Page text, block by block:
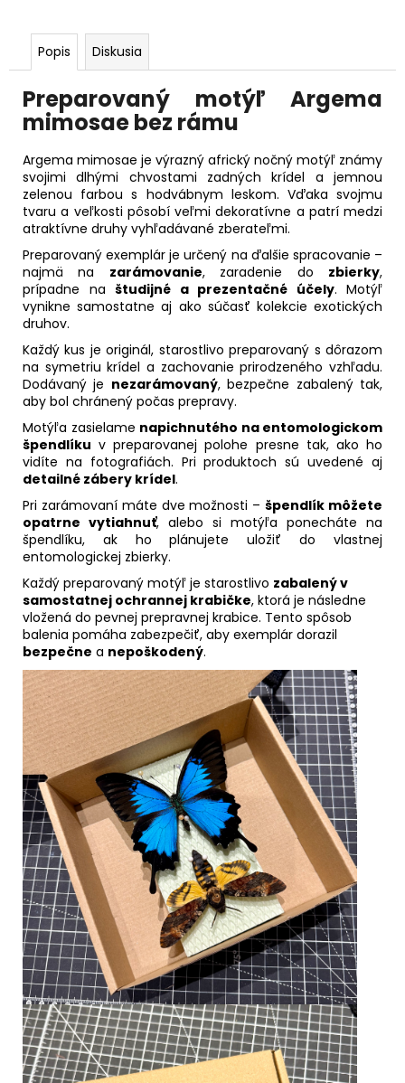
Popis Diskusia
Preparovaný motýľ Argema
mimosae bez rámu
Argema mimosae je výrazný africký nočný motýľ známy
svojimi dlhými chvostami zadných krídel a jemnou
zelenou farbou s hodvábnym leskom. Vďaka svojmu
tvaru a veľkosti pôsobí veľmi dekoratívne a patrí medzi
atraktívne druhy vyhľadávané zberateľmi.
Preparovaný exemplár je určený na ďalšie spracovanie –
najmä na zarámovanie, zaradenie do zbierky,
prípadne na študijné a prezentačné účely. Motýľ
vynikne samostatne aj ako súčasť kolekcie exotických
druhov.
Každý kus je originál, starostlivo preparovaný s dôrazom
na symetriu krídel a zachovanie prirodzeného vzhľadu.
Dodávaný je nezarámovaný, bezpečne zabalený tak,
aby bol chránený počas prepravy.
Motýľa zasielame napichnutého na entomologickom
špendlíku v preparovanej polohe presne tak, ako ho
vidíte na fotografiách. Pri produktoch sú uvedené aj
detailné zábery krídel.
Pri zarámovaní máte dve možnosti –špendlík môžete
opatrne vytiahnuť, alebo si motýľa ponecháte na
špendlíku, ak ho plánujete uložiť do vlastnej
entomologickej zbierky.
Každý preparovaný motýľ je starostlivo zabalený v
samostatnej ochrannej krabičke, ktorá je následne
vložená do pevnej prepravnej krabice. Tento spôsob
balenia pomáha zabezpečiť, aby exemplár dorazil
bezpečne a nepoškodený.